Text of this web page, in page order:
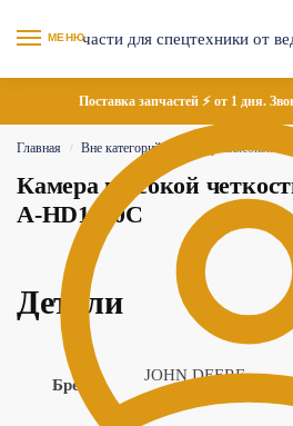
МЕНЮ
Поставка запчастей ⚡ от 1 дня.
Главная / Вне категорий Камера высокой
Камера высокой
A-HD1080C
Детали
Бренд
JOHN DEERE